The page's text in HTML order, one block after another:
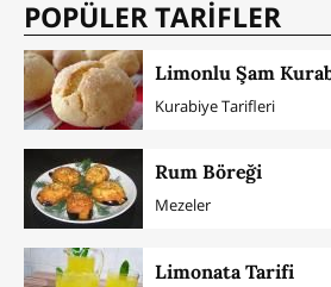
POPÜLER TARİFLER
Limonlu Şam
Kurabiye Tarifleri
Rum Böreği
Mezeler
Limonata Tarifi